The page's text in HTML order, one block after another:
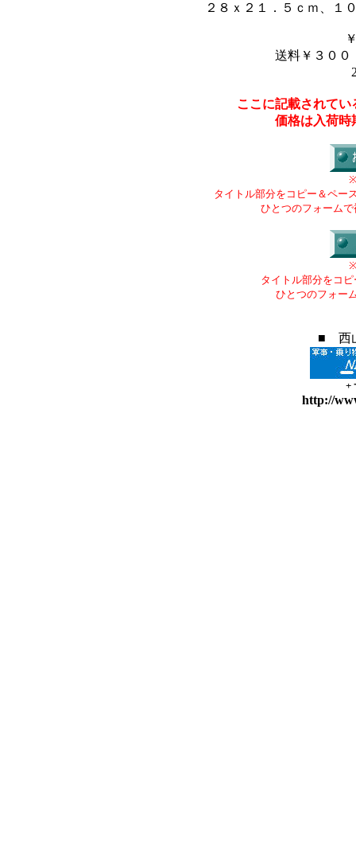
２８ｘ２１．５ｃｍ、１
送料￥３００
ここに記載されて
価格は入荷時
タイトル部分をコピー＆ペー
ひとつのフォーム
タイトル部分をコ
ひとつのフォー
■ 西
+
http://